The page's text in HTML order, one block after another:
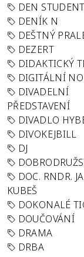
DEN
DENÍK N
DEŠTNÝ
DEZERT
DIDAKTICKÝ
DIGITÁLNÍ
DIVADELNÍ
PŘEDSTAVENÍ
DIVADLO
DIVOKEJBILL
DJ
DOC. RNDR.
KUBEŠ
DOKONALÉ
DOUČOVÁNÍ
DRAMA
DRBA